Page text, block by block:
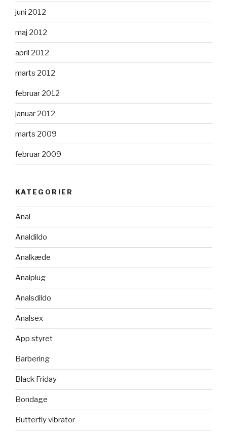
juni 2012
maj 2012
april 2012
marts 2012
februar 2012
januar 2012
marts 2009
februar 2009
KATEGORIER
Anal
Analdildo
Analkæde
Analplug
Analsdildo
Analsex
App styret
Barbering
Black Friday
Bondage
Butterfly vibrator